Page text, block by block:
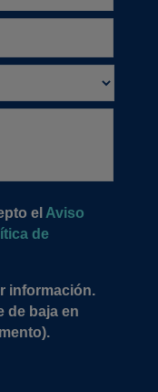
el Aviso
de
información.
de baja en